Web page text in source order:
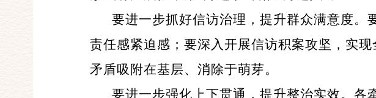
要进一步抓好信访治理，提升群众满意度。
责任感紧迫感；要深入开展信访积案攻坚，实
矛盾吸附在基层、消除于萌芽。
要进一步强化上下贯通，提升整治实效。各